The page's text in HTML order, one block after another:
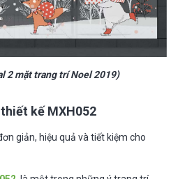
2 mặt trang trí Noel 2019)
kế MXH052
giản, hiệu quả và tiết kiệm cho